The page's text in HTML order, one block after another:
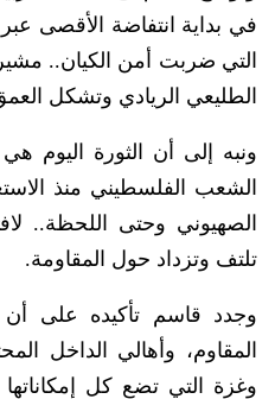
في بداية انتفاضة الأقصى عبر
التي ضربت أمن الكيان..
الطليعي الريادي وتشكل
ونبه إلى أن الثورة اليوم
الشعب الفلسطيني منذ
الصهيوني وحتى اللحظة..
تلتف وتزداد حول المقاومة.
وجدد قاسم تأكيده على
المقاوم، وأهالي الداخل
وغزة التي تضع كل